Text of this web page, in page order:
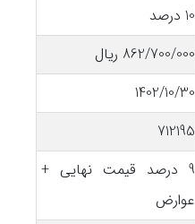
10 درصد
862/700/000 ریال
1402/10/30
712195
9 درصد قیمت نهایی +
عوارض